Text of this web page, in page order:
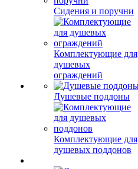
Сидения и поручни
Комплектующие для
душевых
ограждений
Душевые поддоны
Комплектующие для
душевых поддонов